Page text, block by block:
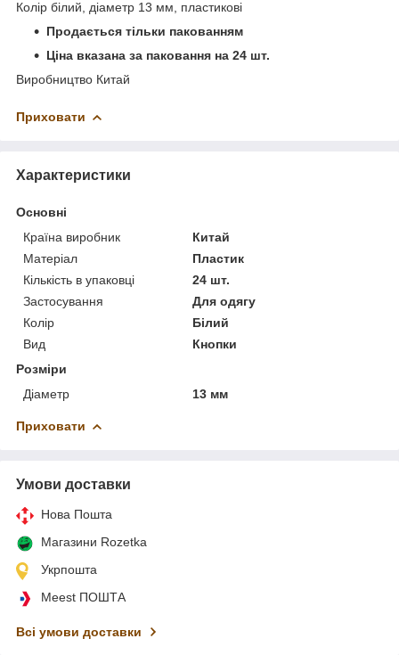
Колір білий, діаметр 13 мм, пластикові
Продається тільки пакованням
Ціна вказана за паковання на 24 шт.
Виробництво Китай
Приховати
Характеристики
Основні
Країна виробник
Китай
Матеріал
Пластик
Кількість в упаковці
24 шт.
Застосування
Для одягу
Колір
Білий
Вид
Кнопки
Розміри
Діаметр
13 мм
Приховати
Умови доставки
Нова Пошта
Магазини Rozetka
Укрпошта
Meest ПОШТА
Всі умови доставки